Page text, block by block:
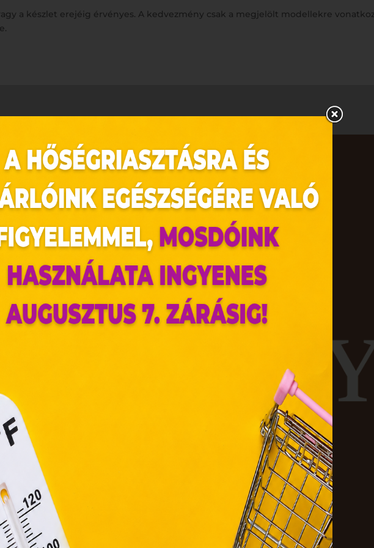
vagy a készlet erejéig érvényes. A kedvezmény csak a megjelölt modellekre
oldal sütiket használ
„cookie"-kat (továbbiakban „süti") alkalmazunk.
olyan fájlok, melyek információt tárolnak webes
kereskedelmi szolgáltatások, az információs
összefüggő szolgáltatások egyes kérdéseiről szóló
évi CVIII. törvény, valamint az Európai Unió előírásainak
használjuk. Azon weblapoknak, melyek az Európai Unió
belül működnek, a „sütik" használatához, és ezeknek a
számítógépén vagy egyéb eszközén történő tárolásához
hozzájárulását kell kérniük.